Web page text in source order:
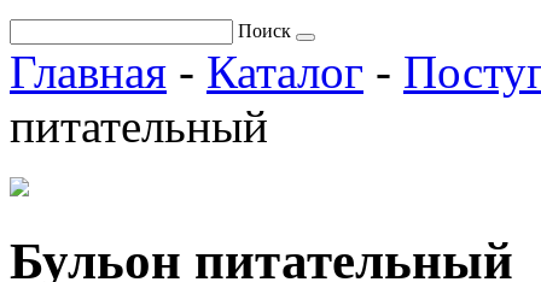
Поиск
Главная - Каталог -
питательный
Бульон питательный